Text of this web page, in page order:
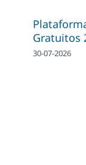
Gratuitos
30-07-2026